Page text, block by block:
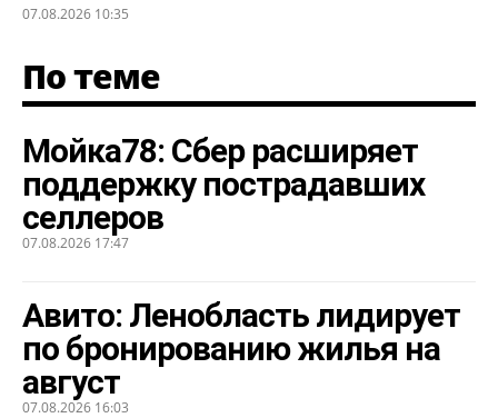
07.08.2026 10:35
По теме
Мойка78: Сбер расширяет
поддержку пострадавших
селлеров
07.08.2026 17:47
Авито: Ленобласть лидирует
по бронированию жилья на
август
07.08.2026 16:03